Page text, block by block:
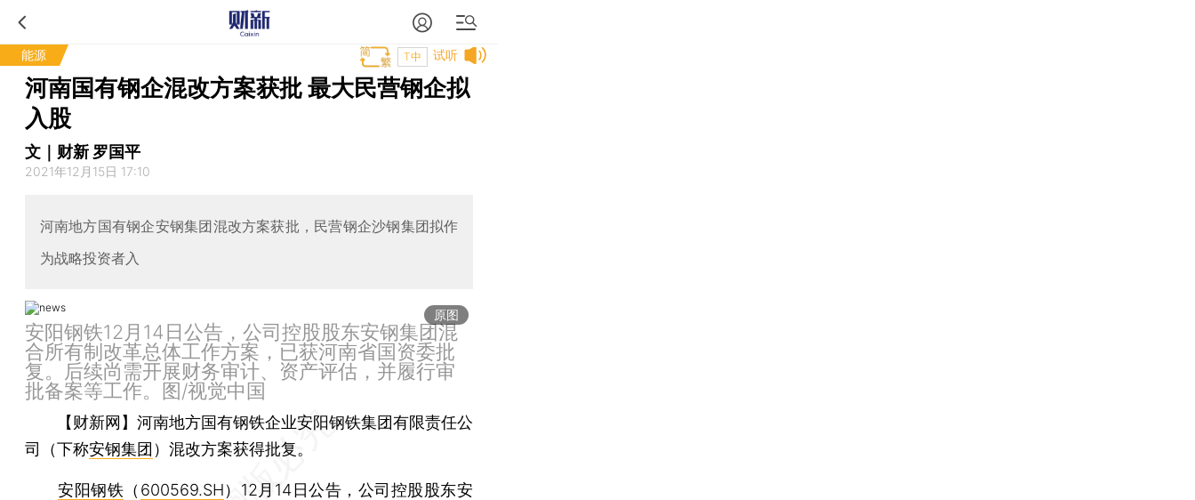
能源 试听
T中
河南国有钢企混改方案获批 最大民营钢企拟
入股
文｜财新 罗国平
2021年12月15日 17:10
河南地方国有钢企安钢集团混改方案获批，民营钢企沙钢集团拟作
为战略投资者入
原图
安阳钢铁12月14日公告，公司控股股东安钢集团混
合所有制改革总体工作方案，已获河南省国资委批
复。后续尚需开展财务审计、资产评估，并履行审
批备案等工作。图/视觉中国
【财新网】 河南地方国有钢铁企业安阳钢铁集团有限责任公
司（下称安钢集团 ）混改方案获得批复。
安阳钢铁 （ 600569.SH）12月14日公告，公司控股股东安